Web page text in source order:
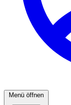
Menü öffnen